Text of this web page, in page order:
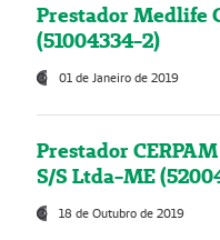
Prestador Medlife
(51004334-2)
01 de Janeiro de 2019
Prestador
S/S Ltda-ME
18 de Outubro de 2019